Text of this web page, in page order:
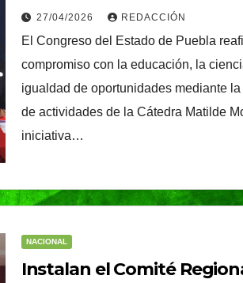
Montoya, a realizarse el
27/04/2026 REDACCIÓN
El Congreso del Estado de Puebla
compromiso con la educación, la
igualdad de oportunidades mediante
de actividades de la Cátedra Matilde
iniciativa…
NACIONAL
Instalan el Comité